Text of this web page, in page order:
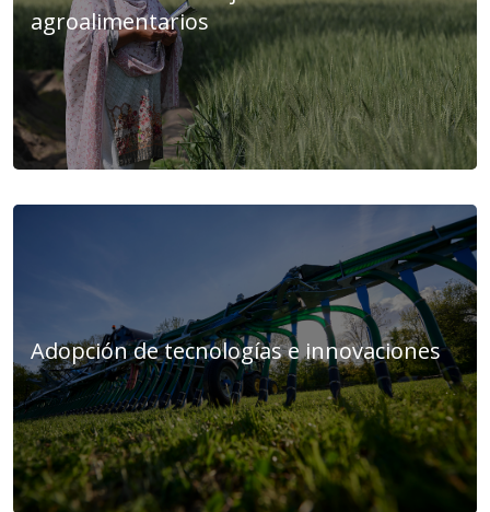
agroalimentarios
Adopción de tecnologías e innovaciones